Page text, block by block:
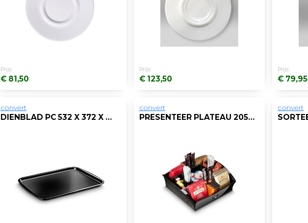
Prijs:
€ 81,50
Prijs:
€ 123,50
Prijs:
€ 79,95
convert
DIENBLAD PC 532 X 372 X H20 MM ZW
convert
PRESENTEER PLATEAU 205 X216 XH 70MM ZW
convert